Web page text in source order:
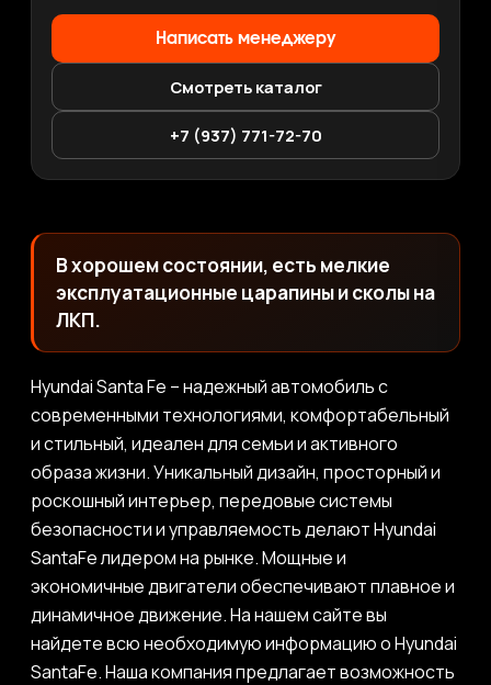
Написать менеджеру
Смотреть каталог
+7 (937) 771-72-70
В хорошем состоянии, есть мелкие
эксплуатационные царапины и сколы на
ЛКП.
Hyundai Santa Fe – надежный автомобиль с
современными технологиями, комфортабельный
и стильный, идеален для семьи и активного
образа жизни. Уникальный дизайн, просторный и
роскошный интерьер, передовые системы
безопасности и управляемость делают Hyundai
SantaFe лидером на рынке. Мощные и
экономичные двигатели обеспечивают плавное и
динамичное движение. На нашем сайте вы
найдете всю необходимую информацию о Hyundai
SantaFe. Наша компания предлагает возможность